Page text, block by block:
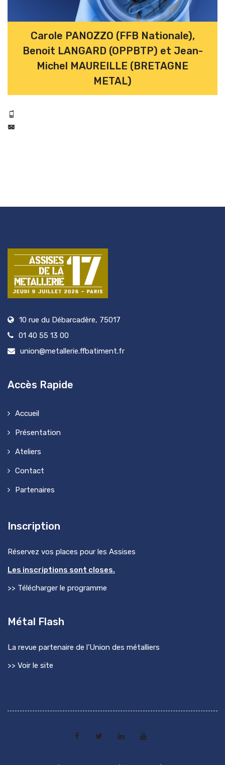
Carole PANOZZO (FFB Nationale),
Benoit LANGARD (OPPBTP) et Jean-
Michel MAUREILLE (BRETAGNE
METAL)
10 rue du Débarcadère, 75017
01 40 55 13 00
union@metallerie.ffbatiment.fr
Accès Rapide
Accueil
Présentation
Ateliers
Contact
Partenaires
Inscription
Réservez vos places pour les Assises
Les inscriptions sont closes.
>> Télécharger le programme
Métal Flash
La revue partenaire de l’Union des métalliers
>> Voir le site